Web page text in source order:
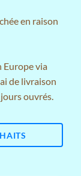
en raison
Europe via
de livraison
ouvrés.